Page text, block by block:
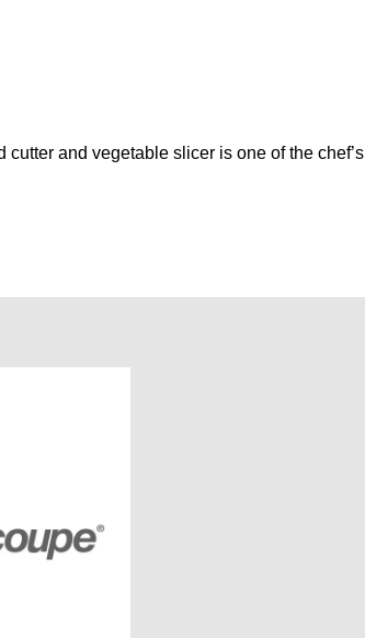
and vegetable slicer is one of the chef’s